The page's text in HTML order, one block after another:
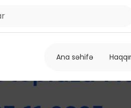
Ana səhifə